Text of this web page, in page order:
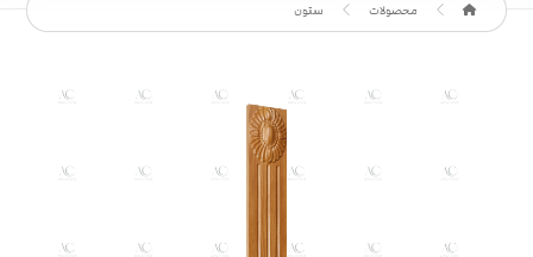
محصولات ستون